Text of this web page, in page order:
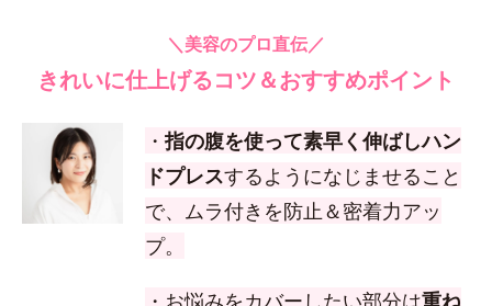
＼美容のプロ直伝／
きれいに仕上げるコツ＆おすすめポイント
・指の腹を使って素早く伸ばしハン
ドプレスするようになじませること
で、ムラ付きを防止＆密着力アッ
プ。